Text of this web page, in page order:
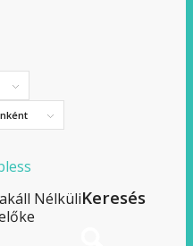
NélküliKeresés